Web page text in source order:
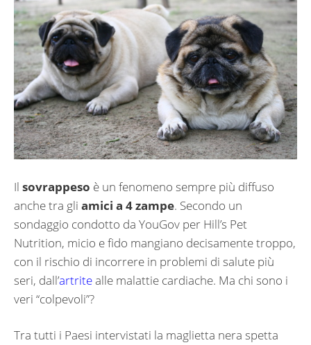
Il sovrappeso è un fenomeno sempre più diffuso
anche tra gli amici a 4 zampe. Secondo un
sondaggio condotto da YouGov per Hill’s Pet
Nutrition, micio e fido mangiano decisamente troppo,
con il rischio di incorrere in problemi di salute più
seri, dall’artritealle malattie cardiache. Ma chi sono i
veri “colpevoli”?
Tra tutti i Paesi intervistati la maglietta nera spetta